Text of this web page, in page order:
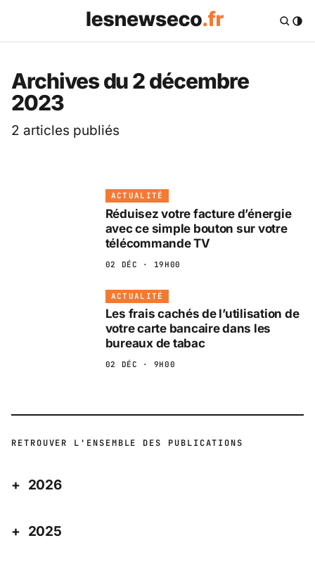
Les News Eco .fr —
Archives du 2 décembre
2023
2 articles publiés
ACTUALITÉ
Réduisez votre facture d’énergie
avec ce simple bouton sur votre
télécommande TV
02 DÉC · 19H00
ACTUALITÉ
Les frais cachés de l’utilisation de
votre carte bancaire dans les
bureaux de tabac
02 DÉC · 9H00
RETROUVER L'ENSEMBLE DES PUBLICATIONS
2026
2025